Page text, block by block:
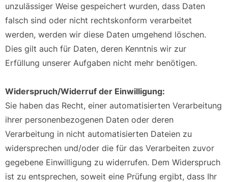
unzulässiger Weise gespeichert wurden, dass Daten
falsch sind oder nicht rechtskonform verarbeitet
werden, werden wir diese Daten umgehend löschen.
Dies gilt auch für Daten, deren Kenntnis wir zur
Erfüllung unserer Aufgaben nicht mehr benötigen.
Widerspruch/Widerruf der Einwilligung:
Sie haben das Recht, einer automatisierten Verarbeitung
ihrer personenbezogenen Daten oder deren
Verarbeitung in nicht automatisierten Dateien zu
widersprechen und/oder die für das Verarbeiten zuvor
gegebene Einwilligung zu widerrufen. Dem Widerspruch
ist zu entsprechen, soweit eine Prüfung ergibt, dass Ihr